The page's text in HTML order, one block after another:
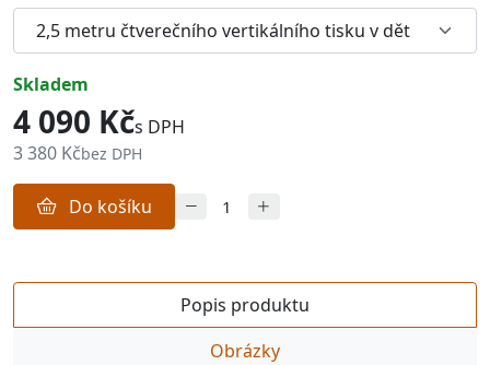
skladem
4 090 Kčs DPH
3 380 Kčbez DPH
Do košíku
Popis produktu
Obrázky